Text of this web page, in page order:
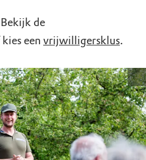
de
een vrijwilligersklus.